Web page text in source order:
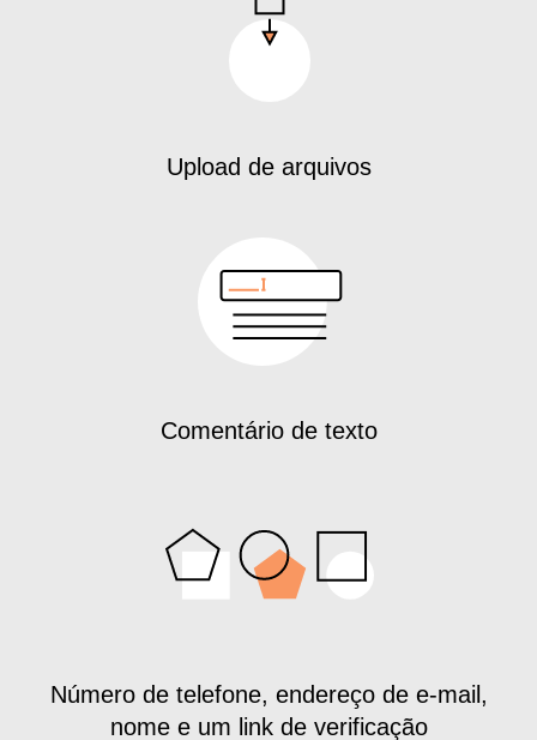
Upload de arquivos
Comentário de texto
Número de telefone, endereço de e-mail,
nome e um link de verificação